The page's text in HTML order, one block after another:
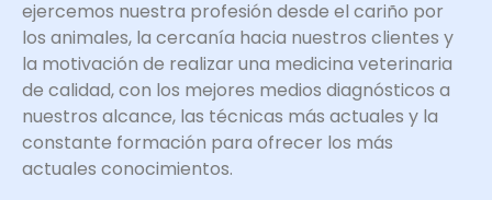
ejercemos nuestra profesión desde el cariño por
los animales, la cercanía hacia nuestros clientes y
la motivación de realizar una medicina veterinaria
de calidad, con los mejores medios diagnósticos a
nuestros alcance, las técnicas más actuales y la
constante formación para ofrecer los más
actuales conocimientos.